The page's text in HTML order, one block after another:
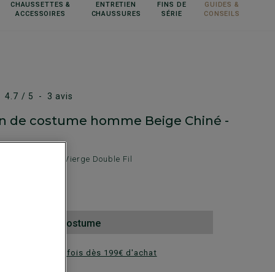
CHAUSSETTES &
ACCESSOIRES
ENTRETIEN
CHAUSSURES
FINS DE
SÉRIE
GUIDES &
CONSEILS
4.7 / 5 - 3 avis
de costume homme Beige Chiné -
- 100% Laine Vierge Double Fil
pantalon de costume
en plusieurs fois dès 199€ d'achat